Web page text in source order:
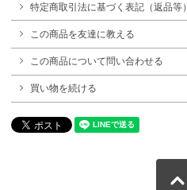
特定商取引法に基づく表記（返品等）
この商品を友達に教える
この商品について問い合わせる
買い物を続ける